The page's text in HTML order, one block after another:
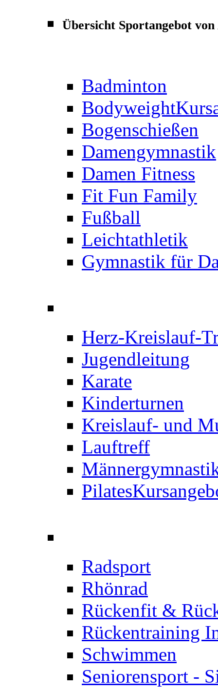
Übersicht Sportangebot
Badminton
Bodyweight
Bogenschießen
Damengymnastik
Damen Fitness
Fit Fun Family
Fußball
Leichtathletik
Gymnastik für
Herz-Kreislauf-
Jugendleitung
Karate
Kinderturnen
Kreislauf- und
Lauftreff
Pilates
Radsport
Rhönrad
Rückenfit &
Rückentraining
Schwimmen
Seniorensport -